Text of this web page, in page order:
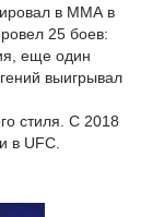
в ММА в
25 боев:
еще один
выигрывал
стиля. С 2018
в UFC.